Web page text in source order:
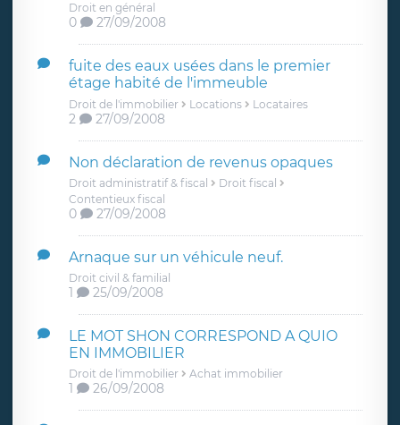
Droit en général
0 27/09/2008
fuite des eaux usées dans le premier
étage habité de l'immeuble
Droit de l'immobilier Locations Locataires
2 27/09/2008
Non déclaration de revenus opaques
Droit administratif & fiscal
Droit fiscal
Contentieux fiscal
0 27/09/2008
Arnaque sur un véhicule neuf.
Droit civil & familial
1 25/09/2008
LE MOT SHON CORRESPOND A QUIO
EN IMMOBILIER
Droit de l'immobilier Achat immobilier
1 26/09/2008